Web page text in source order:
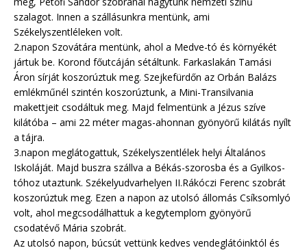
szalagot. Innen a szállásunkra mentünk, ami
Székelyszentléleken volt.
2.napon Szovátára mentünk, ahol a Medve-tó és környékét
jártuk be. Korond főutcáján sétáltunk. Farkaslakán Tamási
Áron sírját koszorúztuk meg. Szejkefürdőn az Orbán Balázs
emlékműnél szintén koszorúztunk, a Mini-Transilvania
makettjeit csodáltuk meg. Majd felmentünk a Jézus szíve
kilátóba – ami 22 méter magas-ahonnan gyönyörű kilátás nyílt
a tájra.
3.napon meglátogattuk, Székelyszentlélek helyi Általános
Iskoláját. Majd buszra szállva a Békás-szorosba és a Gyilkos-
tóhoz utaztunk. Székelyudvarhelyen II.Rákóczi Ferenc szobrát
koszorúztuk meg. Ezen a napon az utolsó állomás Csíksomlyó
volt, ahol megcsodálhattuk a kegytemplom gyönyörű
csodatévő Mária szobrát.
Az utolsó napon, búcsút vettünk kedves vendeglátóinktól és